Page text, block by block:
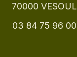
70000 VESOUL
03 84 75 96 00